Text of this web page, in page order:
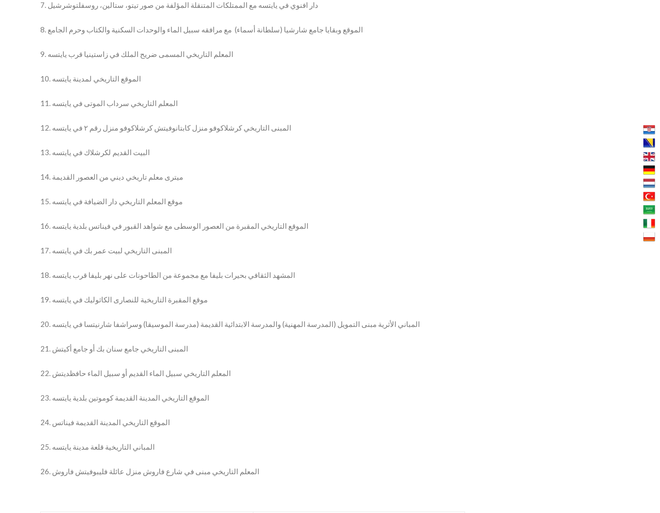
7. دار افنوي في يايتسه مع الممتلكات المتنقلة المؤلفة من صور تيتو، ستالين، روسفلتوشرشيل
8. الموقع وبقايا جامع شارشيا (سلطانة أسماء) مع مرافقه سبيل الماء والوحدات السكنية والكتاب وحرم الجامع
9. المعلم التاريخي المسمى ضريح الملك في زاستينيا قرب يايتسه
10. الموقع التاريخي لمدينة يايتسه
11. المعلم التاريخي سرداب الموتى في يايتسه
12. المبنى التاريخي كرشلاكوفو منزل كابتانوفيتش كرشلاكوفو منزل رقم ٢ في يايتسه
13. البيت القديم لكرشلاك في يايتسه
14. ميترى معلم تاريخي ديني من العصور القديمة
15. موقع المعلم التاريخي دار الضيافة في يايتسه
16. الموقع التاريخي المقبرة من العصور الوسطى مع شواهد القبور في فيناتس بلدية يايتسه
17. المبنى التاريخي لبيت عمر بك في يايتسه
18. المشهد الثقافي بحيرات بليفا مع مجموعة من الطاحونات على نهر بليفا قرب يايتسه
19. موقع المقبرة التاريخية للنصارى الكاثوليك في يايتسه
20. المباني الأثرية مبنى التمويل (المدرسة المهنية) والمدرسة الابتدائية القديمة (مدرسة الموسيقا) وسراشفا شارنيتسا في يايتسه
21. المبنى التاريخي جامع سنان بك أو جامع أكيتش
22. المعلم التاريخي سبيل الماء القديم أو سبيل الماء حافظديتش
23. الموقع التاريخي المدينة القديمة كوموتين بلدية يايتسه
24. الموقع التاريخي المدينة القديمة فيناتس
25. المباني التاريخية قلعة مدينة يايتسه
26. المعلم التاريخي مبنى في شارع فاروش منزل عائلة فليبوفيتش فاروش